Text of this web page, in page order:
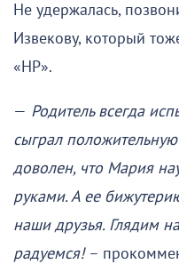
Не удержалась,
Извекову, который
«НР».
— Родитель всегда
сыграл
доволен, что Мария
руками. А ее
наши друзья. Глядим
радуемся! –